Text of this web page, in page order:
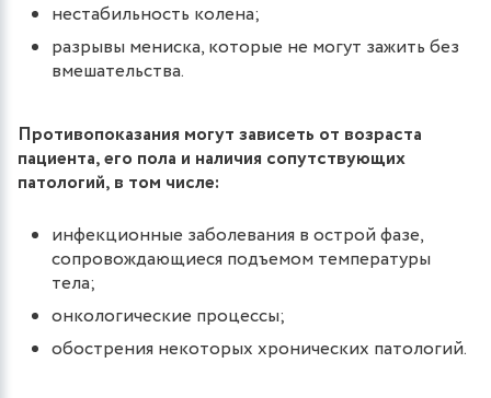
нестабильность колена;
разрывы мениска, которые не могут зажить без
вмешательства.
Противопоказания могут зависеть от возраста
пациента, его пола и наличия сопутствующих
патологий, в том числе:
инфекционные заболевания в острой фазе,
сопровождающиеся подъемом температуры
тела;
онкологические процессы;
обострения некоторых хронических патологий.